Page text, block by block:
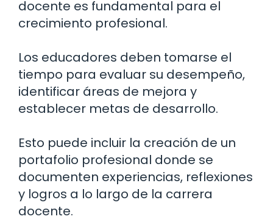
docente es fundamental para el
crecimiento profesional.
Los educadores deben tomarse el
tiempo para evaluar su desempeño,
identificar áreas de mejora y
establecer metas de desarrollo.
Esto puede incluir la creación de un
portafolio profesional donde se
documenten experiencias, reflexiones
y logros a lo largo de la carrera
docente.